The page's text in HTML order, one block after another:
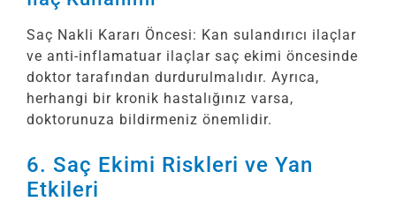
Saç Nakli Kararı Öncesi: Kan sulandırıcı ilaçlar
ve anti-inflamatuar ilaçlar saç ekimi öncesinde
doktor tarafından durdurulmalıdır. Ayrıca,
herhangi bir kronik hastalığınız varsa,
doktorunuza bildirmeniz önemlidir.
6. Saç Ekimi Riskleri ve Yan
Etkileri